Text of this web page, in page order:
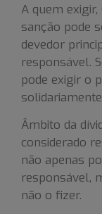
A quem
sanção pode
devedor
responsável.
pode exigir o
Âmbito da
considerado
não apenas
responsável,
não o fizer.